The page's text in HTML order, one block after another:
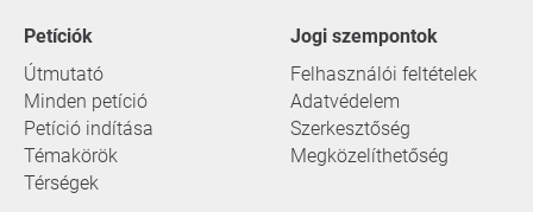
Petíciók
Útmutató
Minden petíció
Petíció indítása
Témakörök
Térségek
Jogi szempontok
Felhasználói feltételek
Adatvédelem
Szerkesztőség
Megközelíthetőség